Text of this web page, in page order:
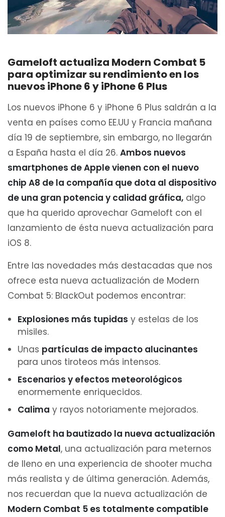
Gameloft actualiza Modern Combat 5
para optimizar su rendimiento en los
nuevos iPhone 6 y iPhone 6 Plus
Los nuevos iPhone 6 y iPhone 6 Plus saldrán a la
venta en países como EE.UU y Francia mañana
día 19 de septiembre, sin embargo, no llegarán
a España hasta el día 26. Ambos nuevos
smartphones de Apple vienen con el nuevo
chip A8 de la compañía que dota al dispositivo
de una gran potencia y calidad gráfica, algo
que ha querido aprovechar Gameloft con el
lanzamiento de ésta nueva actualización para
iOS 8.
Entre las novedades más destacadas que nos
ofrece esta nueva actualización de Modern
Combat 5: BlackOut podemos encontrar:
Explosiones más tupidas y estelas de los
misiles.
Unas partículas de impacto alucinantes
para unos tiroteos más intensos.
Escenarios y efectos meteorológicos
enormemente enriquecidos.
Calima y rayos notoriamente mejorados.
Gameloft ha bautizado la nueva actualización
como Metal, una actualización para meternos
de lleno en una experiencia de shooter mucha
más realista y de última generación. Además,
nos recuerdan que la nueva actualización de
Modern Combat 5 es totalmente compatible